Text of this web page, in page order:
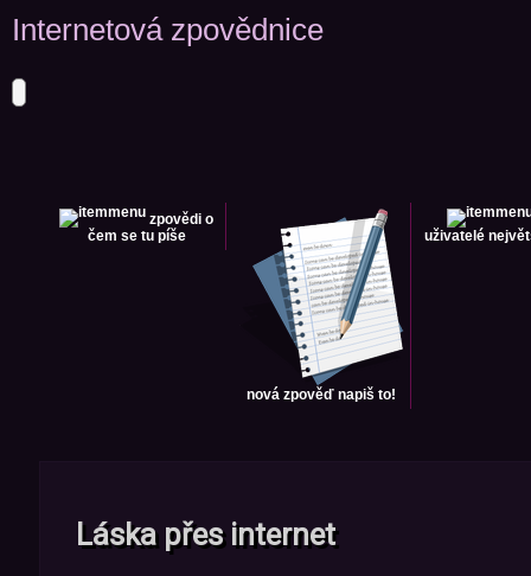
Internetová zpovědnice
zpovědi o
čem se tu píše
nová zpověď napiš to!
uživatelé
Láska přes internet